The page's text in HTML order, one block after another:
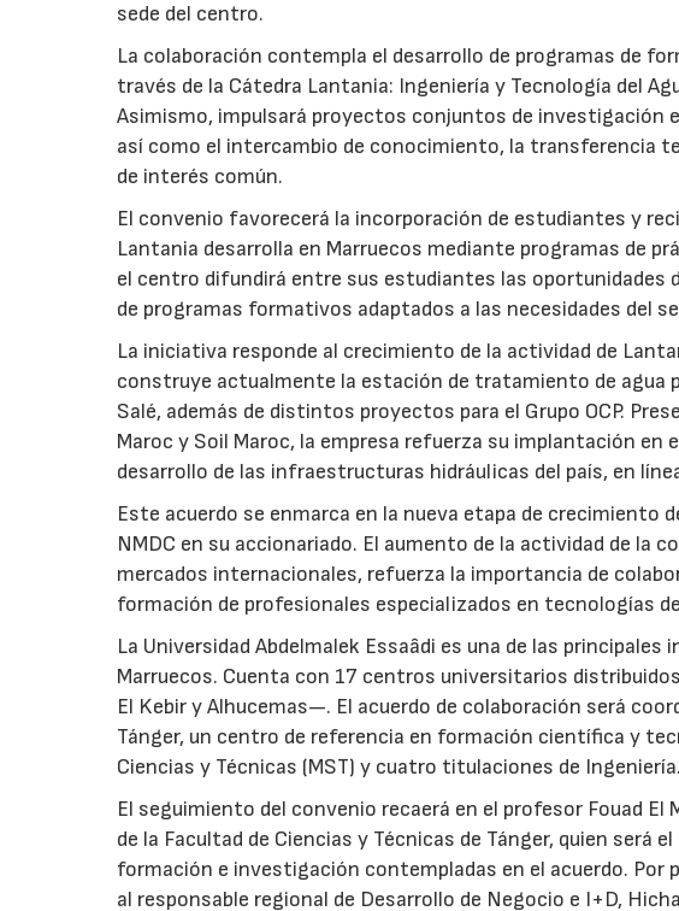
sede del centro.
La colaboración contempla el desarrollo de programas de
través de la Cátedra Lantania: Ingeniería y Tecnología del
Asimismo, impulsará proyectos conjuntos de investigación
así como el intercambio de conocimiento, la transferencia
de interés común.
El convenio favorecerá la incorporación de estudiantes y
Lantania desarrolla en Marruecos mediante programas de
el centro difundirá entre sus estudiantes las oportunidades
de programas formativos adaptados a las necesidades del
La iniciativa responde al crecimiento de la actividad de
construye actualmente la estación de tratamiento de agua
Salé, además de distintos proyectos para el Grupo OCP.
Maroc y Soil Maroc, la empresa refuerza su implantación
desarrollo de las infraestructuras hidráulicas del país, en
Este acuerdo se enmarca en la nueva etapa de crecimiento
NMDC en su accionariado. El aumento de la actividad de la
mercados internacionales, refuerza la importancia de
formación de profesionales especializados en tecnologías
La Universidad Abdelmalek Essaâdi es una de las
Marruecos. Cuenta con 17 centros universitarios
El Kebir y Alhucemas—. El acuerdo de colaboración será
Tánger, un centro de referencia en formación científica y
Ciencias y Técnicas (MST) y cuatro titulaciones de Ingeniería.
El seguimiento del convenio recaerá en el profesor Fouad
de la Facultad de Ciencias y Técnicas de Tánger, quien será
formación e investigación contempladas en el acuerdo. Por
al responsable regional de Desarrollo de Negocio e I+D,